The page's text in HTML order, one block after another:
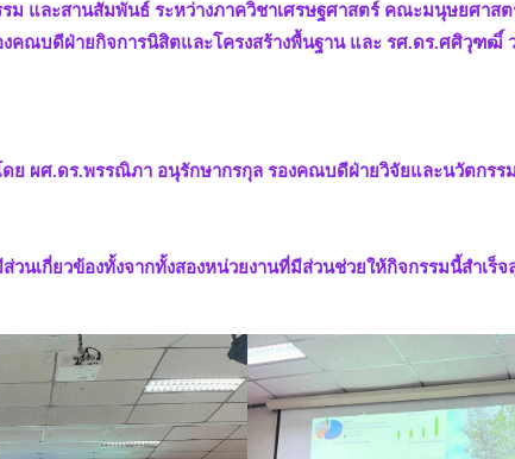
และสานสัมพันธ์ ระหว่างภาควิชาเศรษฐศาสตร์ คณะมนุษยศาส
คณบดีฝ่ายกิจการนิสิตและโครงสร้างพื้นฐาน และ รศ.ดร.ศศิวุฑ
ย ผศ.ดร.พรรณิภา อนุรักษากรกุล รองคณบดีฝ่ายวิจัยและนวัตกรร
กี่ยวข้องทั้งจากทั้งสองหน่วยงานที่มีส่วนช่วยให้กิจกรรมนี้สำเร็